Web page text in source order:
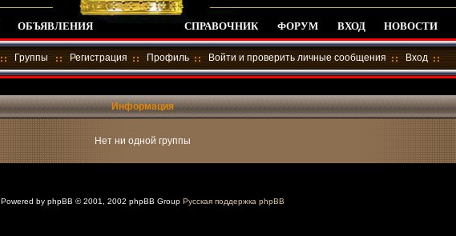
ОБЪЯВЛЕНИЯ СПРАВОЧНИК ФОРУМ ВХОД НОВОСТИ
Группы Регистрация Профиль Войти и проверить личные сообщения Вход
Информация
Нет ни одной группы
Powered by phpBB © 2001, 2002 phpBB Group Русская поддержка phpBB